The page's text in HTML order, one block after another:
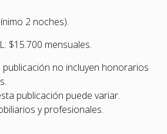
2 noches).
$15.700 mensuales.
no incluyen honorarios
publicación puede variar.
y profesionales.